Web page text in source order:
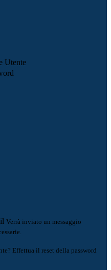
Utente
Verrà inviato un messaggio
Effettua il reset della password